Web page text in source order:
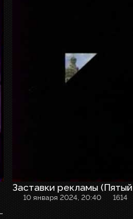
Заставки рекламы
10 января 2024, 20:40 1614